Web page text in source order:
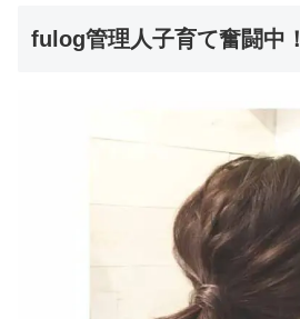
fulog管理人子育て奮闘中！